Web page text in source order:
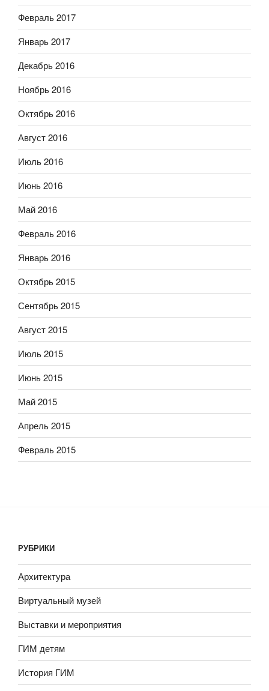
Февраль 2017
Январь 2017
Декабрь 2016
Ноябрь 2016
Октябрь 2016
Август 2016
Июль 2016
Июнь 2016
Май 2016
Февраль 2016
Январь 2016
Октябрь 2015
Сентябрь 2015
Август 2015
Июль 2015
Июнь 2015
Май 2015
Апрель 2015
Февраль 2015
РУБРИКИ
Архитектура
Виртуальный музей
Выставки и мероприятия
ГИМ детям
История ГИМ